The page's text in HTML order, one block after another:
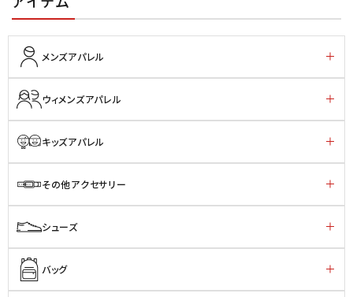
メンズアパレル
ウィメンズアパレル
キッズアパレル
その他アクセサリー
シューズ
バッグ